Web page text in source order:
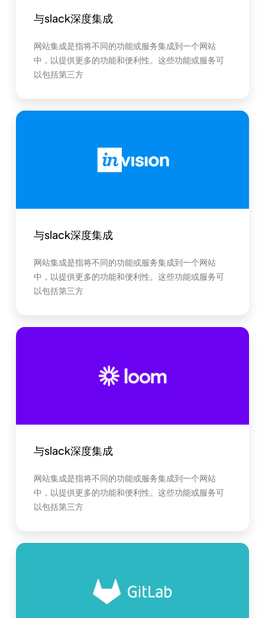
与slack深度集成
网站集成是指将不同的功能或服务集成到一个网站
中，以提供更多的功能和便利性。这些功能或服务可
以包括第三方
与slack深度集成
网站集成是指将不同的功能或服务集成到一个网站
中，以提供更多的功能和便利性。这些功能或服务可
以包括第三方
与slack深度集成
网站集成是指将不同的功能或服务集成到一个网站
中，以提供更多的功能和便利性。这些功能或服务可
以包括第三方